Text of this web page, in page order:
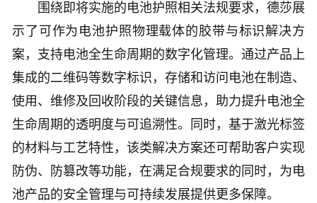
围绕即将实施的电池护照相关法规要求，德莎展
示了可作为电池护照物理载体的胶带与标识解决方
案，支持电池全生命周期的数字化管理。通过产品上
集成的二维码等数字标识，存储和访问电池在制造、
使用、维修及回收阶段的关键信息，助力提升电池全
生命周期的透明度与可追溯性。同时，基于激光标签
的材料与工艺特性，该类解决方案还可帮助客户实现
防伪、防篡改等功能，在满足合规要求的同时，为电
池产品的安全管理与可持续发展提供更多保障。